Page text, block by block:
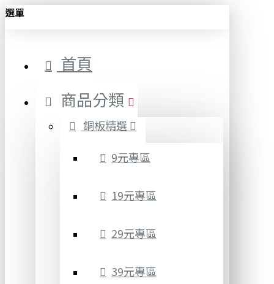
選單
首頁
商品分類
銅板精選
9元專區
19元專區
29元專區
39元專區